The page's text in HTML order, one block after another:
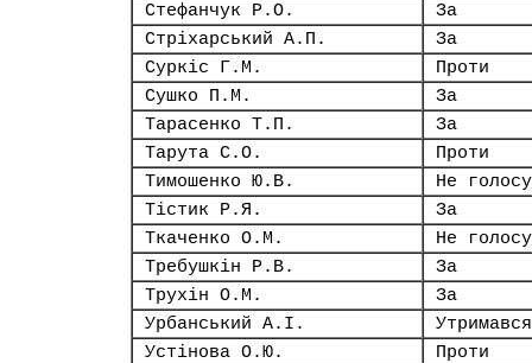
Стефанчук Р.О.
За
Стріхарський А.П.
За
Суркіс Г.М.
Проти
Сушко П.М.
За
Тарасенко Т.П.
За
Тарута С.О.
Проти
Тимошенко Ю.В.
Не
Тістик Р.Я.
За
Ткаченко О.М.
Не
Требушкін Р.В.
За
Трухін О.М.
За
Урбанський А.І.
Утримався
Устінова О.Ю.
Проти